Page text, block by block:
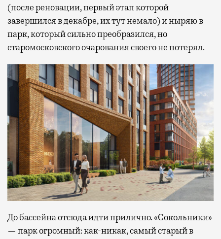
(после реновации, первый этап которой
завершился в декабре, их тут немало) и ныряю в
парк, который сильно преобразился, но
старомосковского очарования своего не потерял.
До бассейна отсюда идти прилично. «Сокольники»
— парк огромный: как-никак, самый старый в